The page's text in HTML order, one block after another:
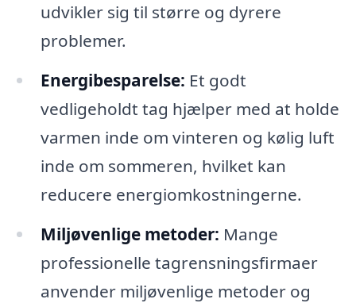
udvikler sig til større og dyrere
problemer.
Energibesparelse: Et godt
vedligeholdt tag hjælper med at holde
varmen inde om vinteren og kølig luft
inde om sommeren, hvilket kan
reducere energiomkostningerne.
Miljøvenlige metoder: Mange
professionelle tagrensningsfirmaer
anvender miljøvenlige metoder og